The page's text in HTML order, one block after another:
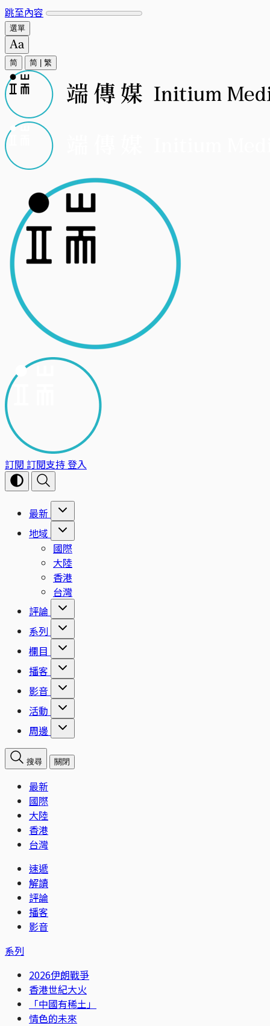
跳至內容
選單
简 简 繁
訂閱 訂閱支持登入
最新
地域
國際
大陸
香港
台灣
評論
系列
欄目
播客
影音
活動
周邊
搜尋 關閉
最新
國際
大陸
香港
台灣
速遞
解讀
評論
播客
影音
系列
2026伊朗戰爭
香港世紀大火
「中國有稀土」
情色的未來